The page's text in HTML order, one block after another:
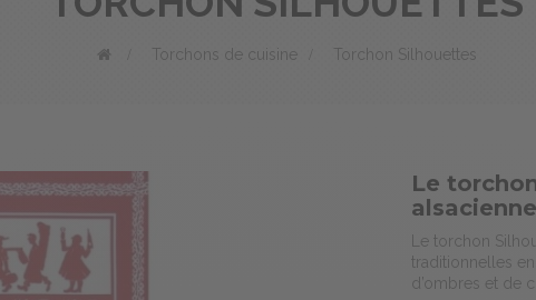
Torchons de cuisine Torchon Silhouettes
Le
Le torchon
traditionnelles
d’ombres et de